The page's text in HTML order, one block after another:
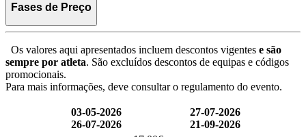
Fases de Preço
Os valores aqui apresentados incluem descontos vigentes e são
sempre por atleta. São excluídos descontos de equipas e códigos
promocionais.
Para mais informações, deve consultar o regulamento do evento.
03-05-2026
26-07-2026
27-07-2026
21-09-2026